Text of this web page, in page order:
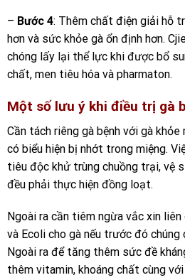
– Bước 4: Thêm chất điện giải hỗ
hơn và sức khỏe gà ổn định hơn.
chóng lấy lại thể lực khi được bổ
chất, men tiêu hóa và pharmaton.
Một số lưu ý khi điều trị gà
Cần tách riêng gà bệnh với gà khỏe
có biểu hiện bị nhớt trong miệng.
tiêu độc khử trùng chuồng trại, vệ
đều phải thực hiện đồng loạt.
Ngoài ra cần tiêm ngừa vắc xin liên
và Ecoli cho gà nếu trước đó
Ngoài ra để tăng thêm sức đề
thêm vitamin, khoáng chất cùng